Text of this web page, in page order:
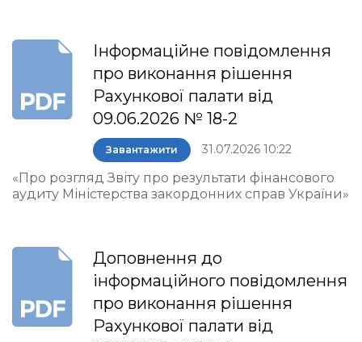
Інформаційне повідомлення
про виконання рішення
Рахункової палати від
09.06.2026 № 18-2
Завантажити 31.07.2026 10:22
«Про розгляд Звіту про результати фінансового
аудиту Міністерства закордонних справ України»
Доповнення до
інформаційного повідомлення
про виконання рішення
Рахункової палати від